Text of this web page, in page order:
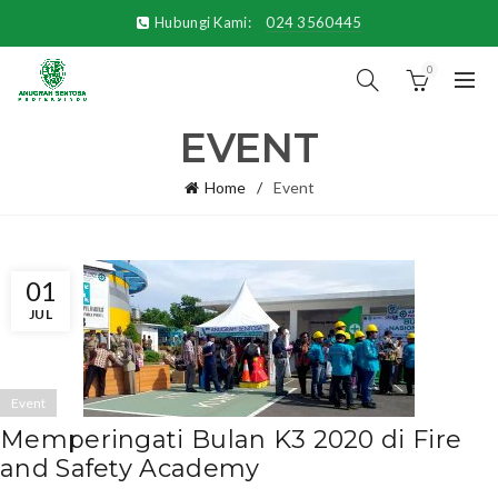
Hubungi Kami: 024 3560445
0
EVENT
Home Event
01
JUL
Event
Memperingati Bulan K3 2020 di Fire
and Safety Academy